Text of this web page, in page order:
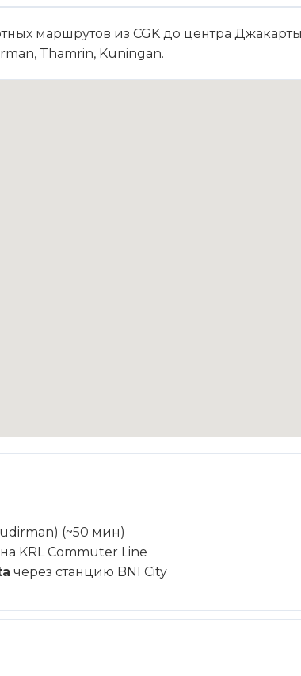
маршрутов из CGK до центра
Thamrin, Kuningan.
(~50 мин)
KRL Commuter Line
через станцию BNI City